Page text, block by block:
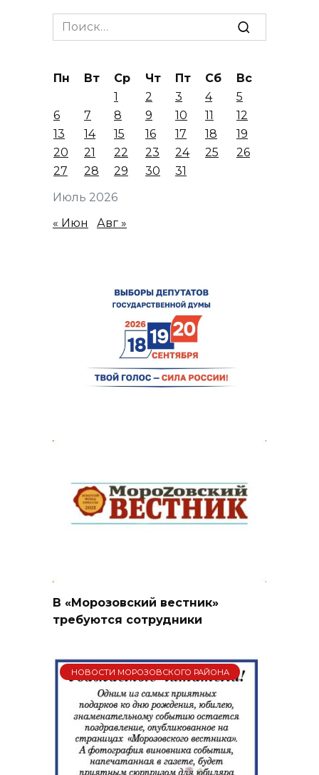
Search
for:
Июль 2026
Пн Вт Ср Чт Пт Сб
Вс
1
2 3 4
5
6
7 8 9 10 11
12
13
14 15 16 17 18
19
20
21 22 23 24 25
26
27
28 29 30 31
« Июн Авг »
В «Морозовский вестник»
требуются сотрудники
НОВОСТИ МОРОЗОВСКОГО РАЙОНА